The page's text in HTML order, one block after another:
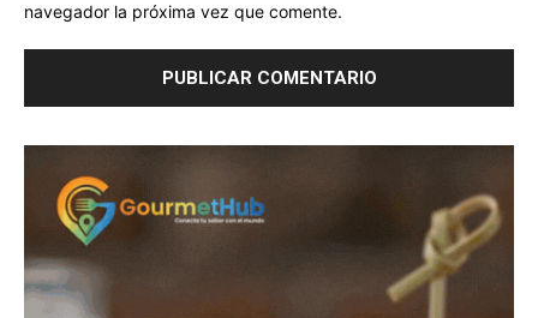
navegador la próxima vez que comente.